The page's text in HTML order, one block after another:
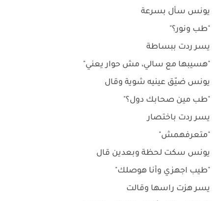
يونس سأل بسرعة
"طب ونور؟"
يسر ردت ببساطة
"هسيبها مع سالي، مش حوار يعني"
يونس ضيّق عينيه شوية وقال
"طب مين صحابك دول؟"
يسر ردت باختصار
"متعرفهمش"
يونس سكت لحظة وبعدين قال
"طيب اجهزي وأنا هوصلك"
يسر هزت راسها وقالت